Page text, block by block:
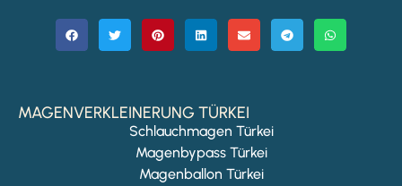
MAGENVERKLEINERUNG TÜRKEI
Schlauchmagen Türkei
Magenbypass Türkei
Magenballon Türkei